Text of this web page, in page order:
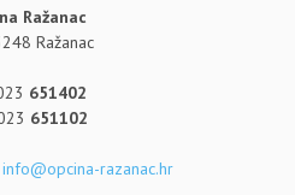
Ražanac
Ražanac
651402
651102
info@opcina-razanac.hr